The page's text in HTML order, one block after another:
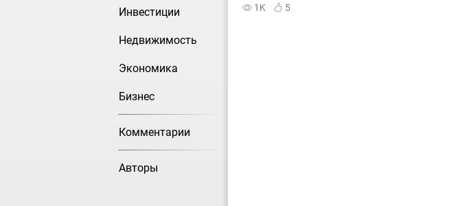
Инвестиции
Недвижимость
Экономика
Бизнес
Комментарии
Авторы
1K
5